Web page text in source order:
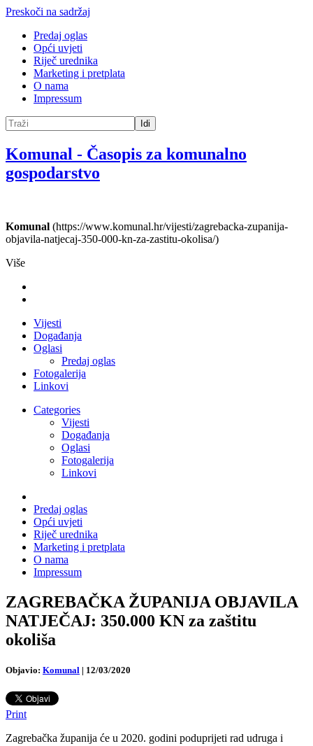
Preskoči na sadržaj
Predaj oglas
Opći uvjeti
Riječ urednika
Marketing i pretplata
O nama
Impressum
Idi
Komunal - Časopis za komunalno
gospodarstvo
Komunal (https://www.komunal.hr/vijesti/zagrebacka-zupanija-
objavila-natjecaj-350-000-kn-za-zastitu-okolisa/)
Više
Vijesti
Događanja
Oglasi
Predaj oglas
Fotogalerija
Linkovi
Categories
Vijesti
Događanja
Oglasi
Fotogalerija
Linkovi
Predaj oglas
Opći uvjeti
Riječ urednika
Marketing i pretplata
O nama
Impressum
ZAGREBAČKA ŽUPANIJA OBJAVILA
NATJEČAJ: 350.000 KN za zaštitu
okoliša
Objavio: Komunal | 12/03/2020
Print
Zagrebačka županija će u 2020. godini poduprijeti rad udruga i